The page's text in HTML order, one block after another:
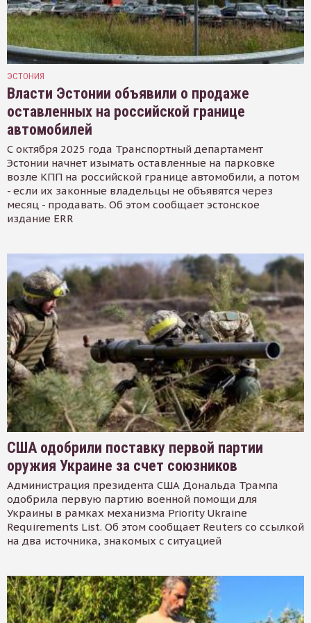
ЭСТОНИЯ
Власти Эстонии объявили о продаже
оставленных на российской границе
автомобилей
С октября 2025 года Транспортный департамент
Эстонии начнет изымать оставленные на парковке
возле КПП на российской границе автомобили, а потом
- если их законные владельцы не объявятся через
месяц - продавать. Об этом сообщает эстонское
издание ERR
США одобрили поставку первой партии
оружия Украине за счет союзников
Администрация президента США Дональда Трампа
одобрила первую партию военной помощи для
Украины в рамках механизма Priority Ukraine
Requirements List. Об этом сообщает Reuters со ссылкой
на два источника, знакомых с ситуацией